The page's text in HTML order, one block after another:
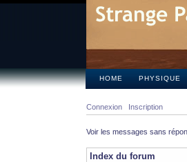
HOME PHYSIQUE
Connexion Inscription
Voir les messages sans
Index du forum